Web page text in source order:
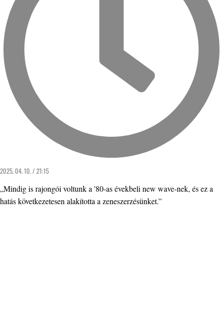
2025. 04. 10. / 21:15
„Mindig is rajongói voltunk a '80-as évekbeli new wave-nek, és ez a
hatás következetesen alakította a zeneszerzésünket.”